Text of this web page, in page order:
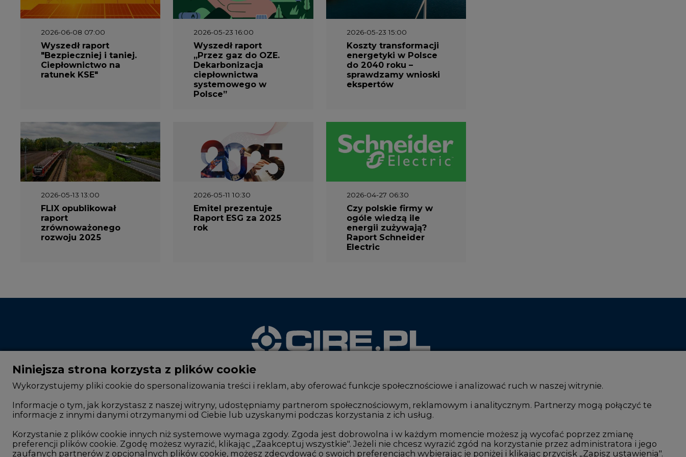
2026-06-08 07:00
Wyszedł raport
"Bezpieczniej i taniej.
Ciepłownictwo na
ratunek KSE"
2026-05-23 16:00
Wyszedł raport
„Przez gaz do OZE.
Dekarbonizacja
ciepłownictwa
systemowego w
Polsce”
2026-05-23 15:00
Koszty transformacji
energetyki w Polsce
do 2040 roku –
sprawdzamy wnioski
ekspertów
2026-05-13 13:00
FLIX opublikował
raport
zrównoważonego
rozwoju 2025
2026-05-11 10:30
Emitel prezentuje
Raport ESG za 2025
rok
2026-04-27 06:30
Czy polskie firmy w
ogóle wiedzą ile
energii zużywają?
Raport Schneider
Electric
CIRE - kim jesteśmy
Reklamuj się na CIRE
Patronat medialny CIRE
Rok 2025 na CIRE
Rok 2024 na CIRE
Rok 2023 na CIRE
Zmiany kadrowe na rynku
Studio CIRE
Rozmowy o energetyce
Innowacje i AI
Telekomunikacja i IT
Handel emisjami CO2
Fotowoltaika
Offshore wind
Niniejsza strona korzysta z plików cookie
Wykorzystujemy pliki cookie do spersonalizowania treści i reklam, aby oferować funkcje społecznościowe i analizować ruch w naszej witrynie.
Informacje o tym, jak korzystasz z naszej witryny, udostępniamy partnerom społecznościowym, reklamowym i analitycznym. Partnerzy mogą połączyć te
informacje z innymi danymi otrzymanymi od Ciebie lub uzyskanymi podczas korzystania z ich usług.
Korzystanie z plików cookie innych niż systemowe wymaga zgody. Zgoda jest dobrowolna i w każdym momencie możesz ją wycofać poprzez zmianę
preferencji plików cookie. Zgodę możesz wyrazić, klikając „Zaakceptuj wszystkie". Jeżeli nie chcesz wyrazić zgód na korzystanie przez administratora i jego
zaufanych partnerów z opcjonalnych plików cookie, możesz zdecydować o swoich preferencjach wybierając je poniżej i klikając przycisk „Zapisz ustawienia".